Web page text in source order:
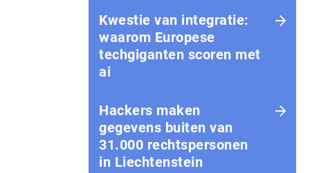
Kwestie van integratie:
waarom Europese
techgiganten scoren met
ai
Hackers maken
gegevens buiten van
31.000 rechtspersonen
in Liechtenstein